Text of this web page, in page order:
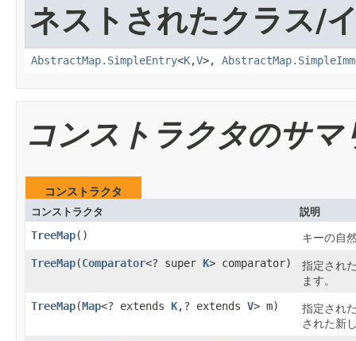
ネストされたクラス/
AbstractMap.SimpleEntry<K,V>,
コンストラクタのサマ
コンストラクタ
コンストラクタ 説明
TreeMap()
キーの自
TreeMap(Comparator<? super K> comparator)
指定され
ます。
TreeMap(Map<? extends K,? extends V> m)
指定され
された新